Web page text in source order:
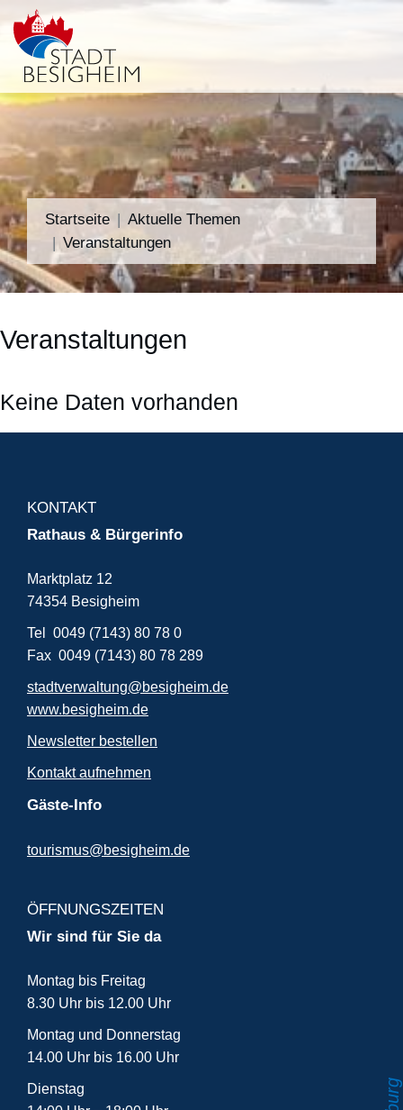
Startseite
Aktuelle Themen
Veranstaltungen
Veranstaltungen
Keine Daten vorhanden
KONTAKT
Rathaus & Bürgerinfo
Marktplatz 12
74354 Besigheim
Tel 0049 (7143) 80 78 0
Fax 0049 (7143) 80 78 289
stadtverwaltung@besigheim.de
www.besigheim.de
Newsletter bestellen
Kontakt aufnehmen
Gäste-Info
tourismus@besigheim.de
ÖFFNUNGSZEITEN
Wir sind für Sie da
Montag bis Freitag
8.30 Uhr bis 12.00 Uhr
Montag und Donnerstag
14.00 Uhr bis 16.00 Uhr
Dienstag